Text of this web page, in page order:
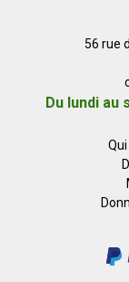
56 rue
Du lundi au